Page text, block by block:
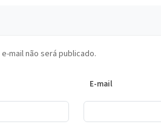
mail não será publicado.
E-mail